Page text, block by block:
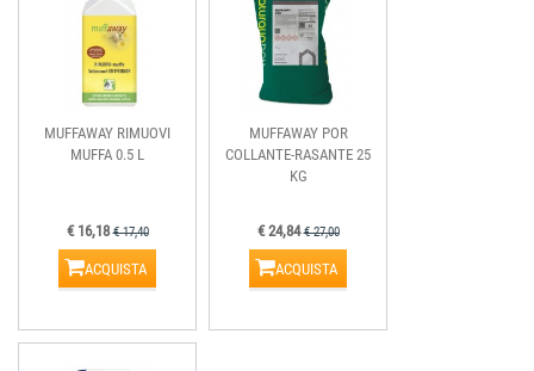
MUFFAWAY RIMUOVI
MUFFA 0.5 L
€ 16,18€ 17,40
ACQUISTA
MUFFAWAY POR
COLLANTE-RASANTE 25
KG
€ 24,84€ 27,00
ACQUISTA